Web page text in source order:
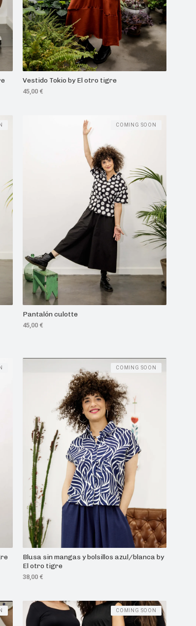
Vestido Tokio by El otro tigre
45,00 €
Pantalón culotte
45,00 €
COMING SOON
Blusa sin mangas y bolsillos azul/blanca by
El otro tigre
38,00 €
COMING SOON
COMING SOON